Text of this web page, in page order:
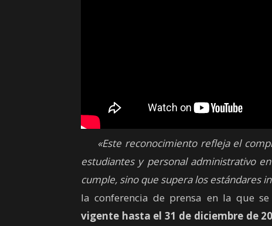
«Este reconocimiento refleja el
estudiantes y personal administrativo
cumple, sino que supera los estándares
la conferencia de prensa en la que
vigente hasta el 31 de diciembre de